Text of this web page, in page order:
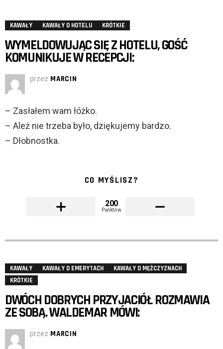
KAWAŁY KAWAŁY O HOTELU KRÓTKIE
WYMELDOWUJĄC SIĘ Z HOTELU, GOŚĆ
KOMUNIKUJE W RECEPCJI:
przez MARCIN
– Zasłałem wam łóżko.
– Ależ nie trzeba było, dziękujemy bardzo.
– Dłobnostka.
CO MYŚLISZ?
200
Punktów
KAWAŁY KAWAŁY O EMERYTACH
KAWAŁY O MĘŻCZYZNACH
KRÓTKIE
DWÓCH DOBRYCH PRZYJACIÓŁ ROZMAWIA
ZE SOBĄ. WALDEMAR MÓWI:
przez MARCIN